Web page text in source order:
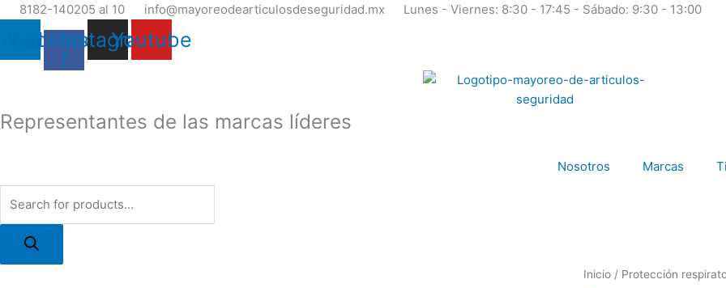
contenido
8182-140205 al 10 info@mayoreodearticulosdeseguridad.mx Lunes - Viernes: 8:30 - 17:45 - Sábado: 9:30 - 13:00
Facebook-
f
Instagram
Youtube
Representantes de las marcas líderes
Nosotros Marcas
Products
Inicio / Protección